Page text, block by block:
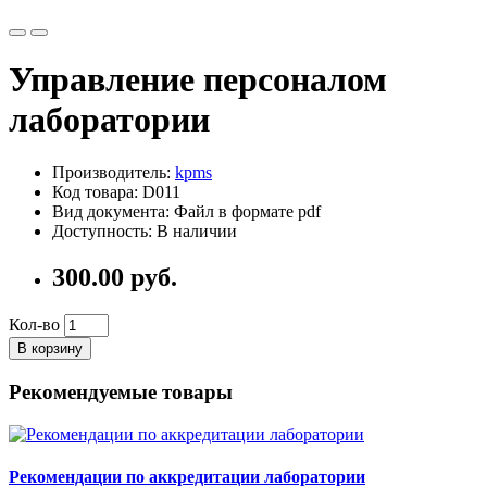
Управление персоналом
лаборатории
Производитель: kpms
Код товара: D011
Вид документа: Файл в формате pdf
Доступность: В наличии
300.00 руб.
Кол-во
В корзину
Рекомендуемые товары
Рекомендации по аккредитации лаборатории